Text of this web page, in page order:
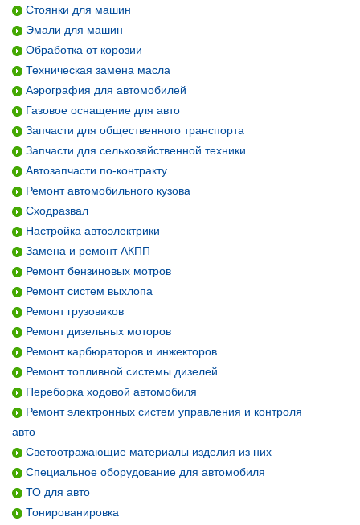
Стоянки для машин
Эмали для машин
Обработка от корозии
Техническая замена масла
Аэрография для автомобилей
Газовое оснащение для авто
Запчасти для общественного транспорта
Запчасти для сельхозяйственной техники
Автозапчасти по-контракту
Ремонт автомобильного кузова
Сходразвал
Настройка автоэлектрики
Замена и ремонт АКПП
Ремонт бензиновых мотров
Ремонт систем выхлопа
Ремонт грузовиков
Ремонт дизельных моторов
Ремонт карбюраторов и инжекторов
Ремонт топливной системы дизелей
Переборка ходовой автомобиля
Ремонт электронных систем управления и контроля
авто
Светоотражающие материалы изделия из них
Специальное оборудование для автомобиля
ТО для авто
Тонированировка